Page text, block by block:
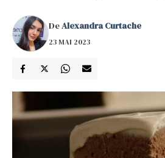
DeAlexandra Curtache
23 MAI 2023